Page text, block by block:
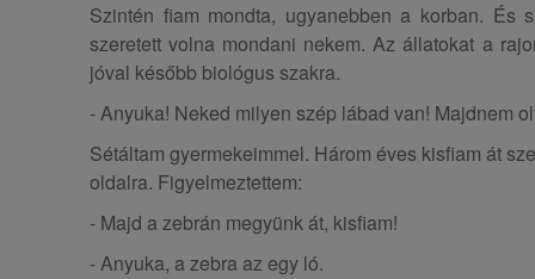
Szintén fiam mondta, ugyanebben a korban. És
szeretett volna mondani nekem. Az állatokat a
jóval később biológus szakra.
- Anyuka! Neked milyen szép lábad van! Majdnem
Sétáltam gyermekeimmel. Három éves kisfiam át
oldalra. Figyelmeztettem:
- Majd a zebrán megyünk át, kisfiam!
- Anyuka, a zebra az egy ló.